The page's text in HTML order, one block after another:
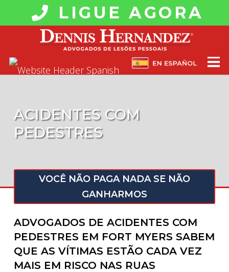
LIGUE AGORA
ACIDENTES COM
PEDESTRES
VOCÊ NÃO PAGA NADA SE NÃO
GANHARMOS
ADVOGADOS DE ACIDENTES COM
PEDESTRES EM FORT MYERS SABEM
QUE AS VÍTIMAS ESTÃO CADA VEZ
MAIS EM RISCO NAS RUAS